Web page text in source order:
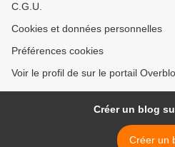
C.G.U.
Cookies et données personnelles
Préférences cookies
Voir le profil de sur le portail
Créer un blog
Créer un